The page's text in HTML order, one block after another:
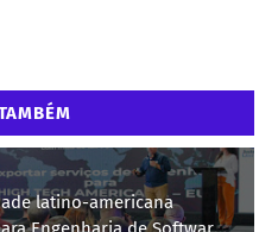
latino-americana